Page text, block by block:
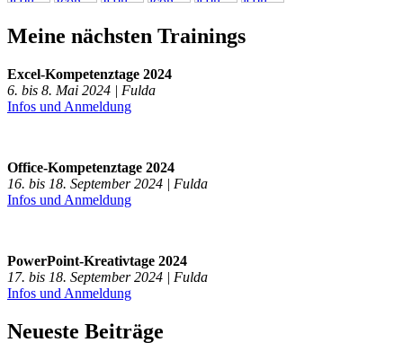
Meine nächsten Trainings
Excel-Kompetenztage 2024
6. bis 8. Mai 2024 | Fulda
Infos und Anmeldung
Office-Kompetenztage 2024
16. bis 18. September 2024 | Fulda
Infos und Anmeldung
PowerPoint-Kreativtage 2024
17. bis 18. September 2024 | Fulda
Infos und Anmeldung
Neueste Beiträge